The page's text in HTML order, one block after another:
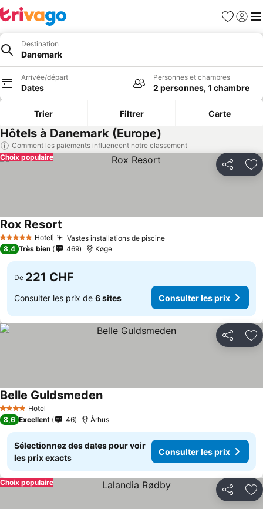
Favoris
Se
Destination
Danemark
Arrivée/départ
Dates
Personnes et chambres
2 personnes, 1 chambre
Trier Filtrer Carte
Hôtels à Danemark (Europe)
Comment les paiements influencent notre classement
Partager
Choix populaire
5 Étoiles Hotel Vastes installations de piscine
Rox Resort
8,4 Très bien 469 Køge
De 221 CHF
Consulter les prix de 6 sites Consulter les prix
Partager
4 Étoiles Hotel
Belle Guldsmeden
8,6 Excellent 46 Århus
Sélectionnez des dates pour voir
les prix exacts
Consulter les prix
Partager
Choix populaire